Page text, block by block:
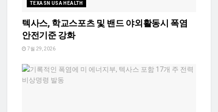
TEXASN USA HEALTH
텍사스, 학교스포츠 및 밴드 야외활동시 폭염
안전기준 강화
7월 29, 2026